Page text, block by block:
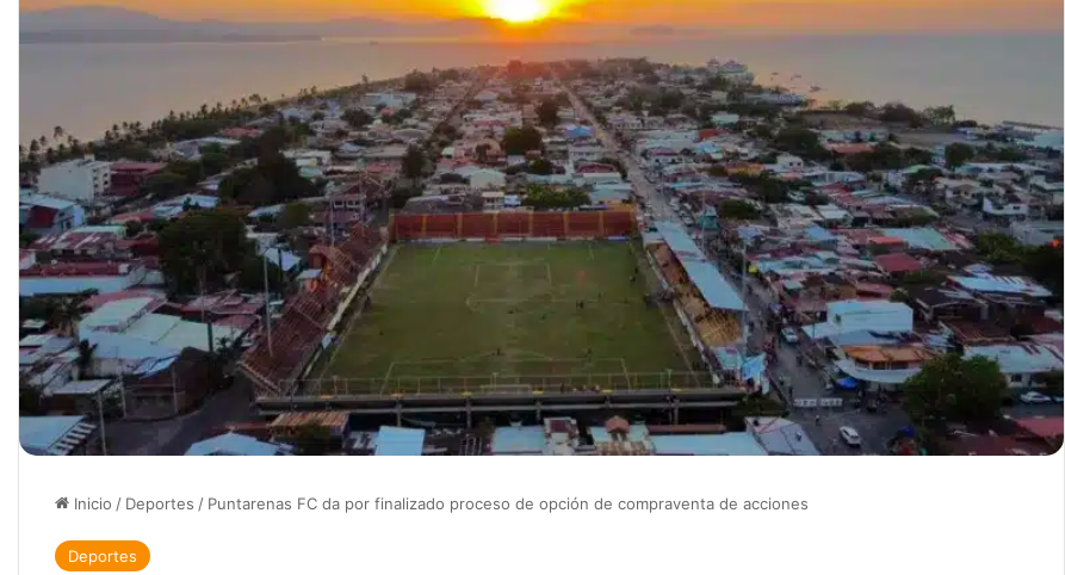
Inicio / Deportes / Puntarenas FC da por finalizado proceso de opción de compraventa de acciones
Deportes